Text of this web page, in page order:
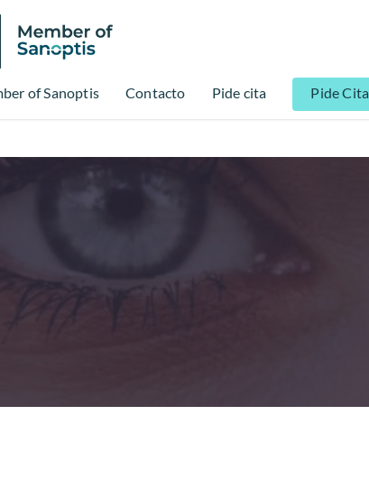
of Sanoptis Contacto Pide cita Pide Cita